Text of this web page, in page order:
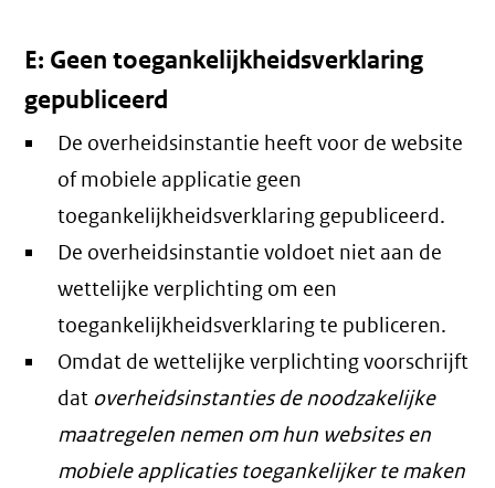
E: Geen toegankelijkheidsverklaring
gepubliceerd
De overheidsinstantie heeft voor de website
of mobiele applicatie geen
toegankelijkheidsverklaring gepubliceerd.
De overheidsinstantie voldoet niet aan de
wettelijke verplichting om een
toegankelijkheidsverklaring te publiceren.
Omdat de wettelijke verplichting voorschrijft
dat overheidsinstanties de noodzakelijke
maatregelen nemen om hun websites en
mobiele applicaties toegankelijker te maken